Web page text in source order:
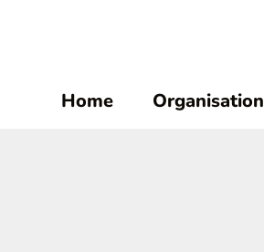
Home Organisation